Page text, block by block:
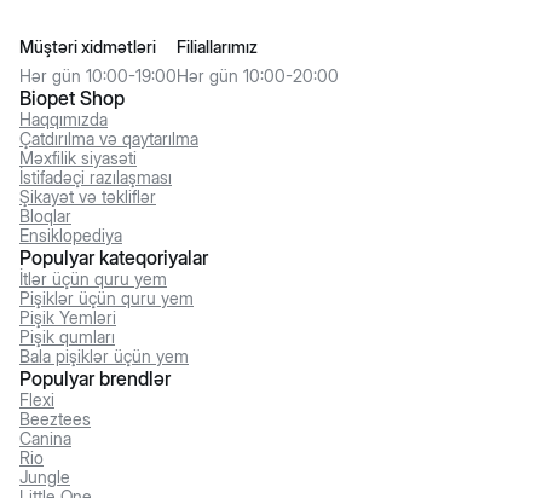
Biopet Shop
Haqqımızda
Çatdırılma və qaytarılma
Məxfilik siyasəti
İstifadəçi razılaşması
Şikayət və təkliflər
Bloqlar
Ensiklopediya
Müştəri xidmətləri
Hər gün 10:00-19:00
Filiallarımız
Hər gün 10:00-20:00
Populyar kateqoriyalar
İtlər üçün quru yem
Pişiklər üçün quru yem
Pişik Yemləri
Pişik qumları
Bala pişiklər üçün yem
Populyar brendlər
Flexi
Beeztees
Canina
Rio
Jungle